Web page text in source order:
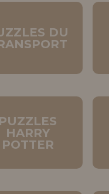
DU
PUZZLES
HARRY
POTTER